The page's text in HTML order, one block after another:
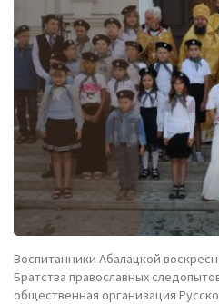
Воспитанники Абалацкой
Братства православных
общественная организация